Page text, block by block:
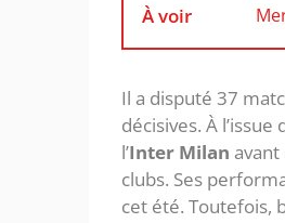
À voir
Il a disputé 37
décisives. À
l’Inter Milan avant
clubs. Ses
cet été. Toutefois,